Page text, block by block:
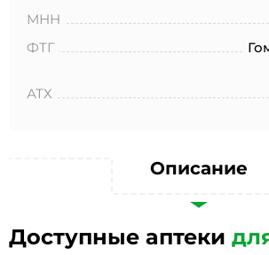
МНН
ФТГ
АТХ
Описание
Доступные аптеки